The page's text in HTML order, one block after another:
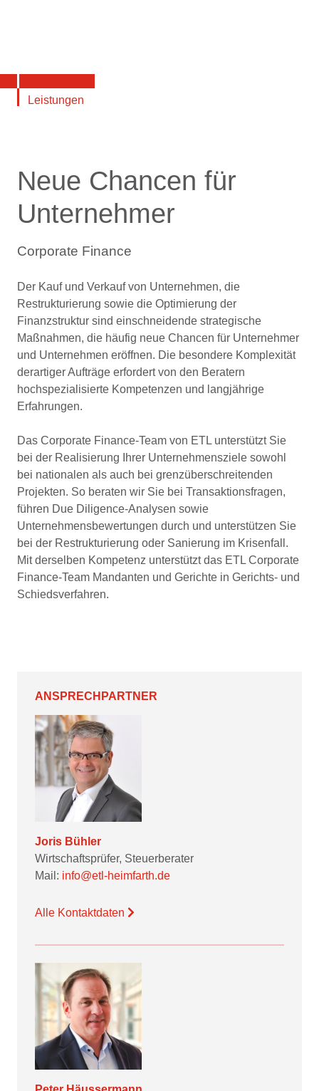
Leistungen
Neue Chancen für
Unternehmer
Corporate Finance
Der Kauf und Verkauf von Unternehmen, die
Restrukturierung sowie die Optimierung der
Finanzstruktur sind einschneidende strategische
Maßnahmen, die häufig neue Chancen für Unternehmer
und Unternehmen eröffnen. Die besondere Komplexität
derartiger Aufträge erfordert von den Beratern
hochspezialisierte Kompetenzen und langjährige
Erfahrungen.
Das Corporate Finance-Team von ETL unterstützt Sie
bei der Realisierung Ihrer Unternehmensziele sowohl
bei nationalen als auch bei grenzüberschreitenden
Projekten. So beraten wir Sie bei Transaktionsfragen,
führen Due Diligence-Analysen sowie
Unternehmensbewertungen durch und unterstützen Sie
bei der Restrukturierung oder Sanierung im Krisenfall.
Mit derselben Kompetenz unterstützt das ETL Corporate
Finance-Team Mandanten und Gerichte in Gerichts- und
Schiedsverfahren.
ANSPRECHPARTNER
Joris Bühler
Wirtschaftsprüfer, Steuerberater
Mail: info@etl-heimfarth.de
Alle Kontaktdaten